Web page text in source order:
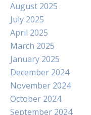
August 2025
July 2025
April 2025
March 2025
January 2025
December 2024
November 2024
October 2024
September 2024